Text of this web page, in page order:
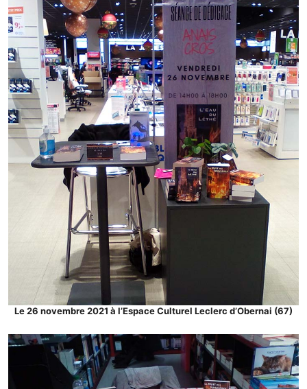
Le 26 novembre 2021 à l’Espace Culturel Leclerc d’Obernai (67)